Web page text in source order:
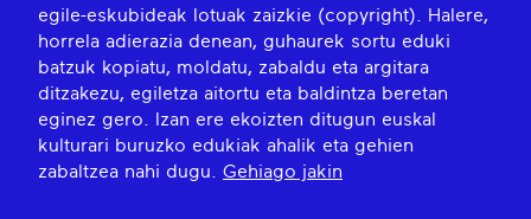
egile-eskubideak lotuak zaizkie (copyright). Halere,
horrela adierazia denean, guhaurek sortu eduki
batzuk kopiatu, moldatu, zabaldu eta argitara
ditzakezu, egiletza aitortu eta baldintza beretan
eginez gero. Izan ere ekoizten ditugun euskal
kulturari buruzko edukiak ahalik eta gehien
zabaltzea nahi dugu. Gehiago jakin